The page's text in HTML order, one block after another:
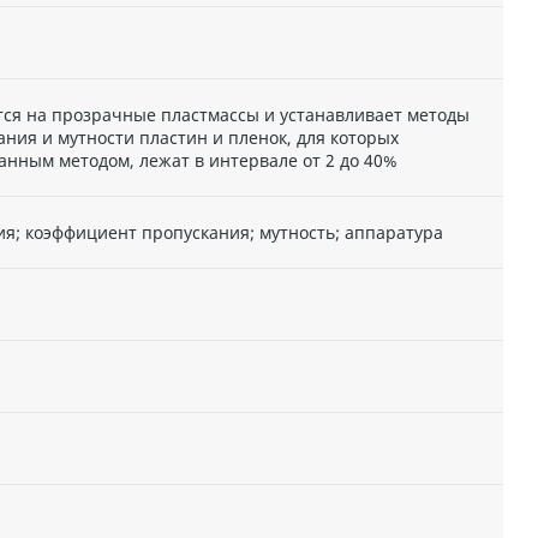
на прозрачные пластмассы и устанавливает методы
и мутности пластин и пленок, для которых
методом, лежат в интервале от 2 до 40%
коэффициент пропускания; мутность; аппаратура